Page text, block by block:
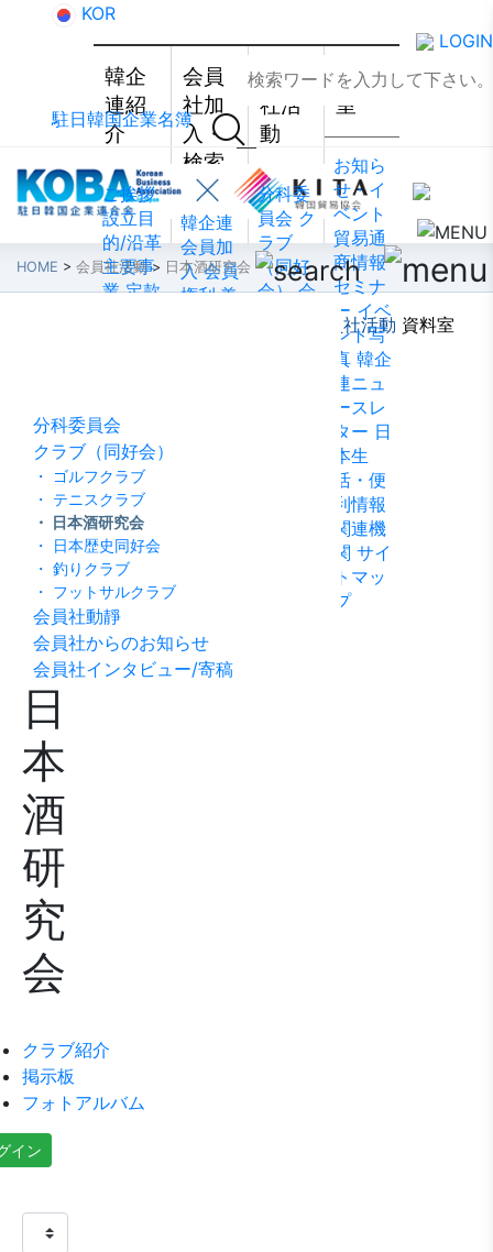
韓企
連紹
介
ご挨拶
設立目
的/沿革
主要事
業 定款
会 東京
支部
ェブア
クセシ
ビリテ
ィ方針
会員
社加
入・
検索
韓企連
会員加
入 会員
権利·義
会員
社活
動
分科委
員会 ク
ラブ
（同好
会） 会
資料
室
お知ら
せ・イ
ベント
貿易通
商情報
セミナ
ー イベ
ント写
真 韓企
連ニュ
ースレ
ター 日
本生
活・便
利情報
関連機
関 サイ
トマッ
プ
駐日韓国企業名簿
KOR
LOGIN
会員社活動 資料室
HOME > 会員社活動> 日本酒研究会
分科委員会
クラブ（同好会）
・ ゴルフクラブ
・ テニスクラブ
・ 日本酒研究会
・ 日本歴史同好会
・ 釣りクラブ
・ フットサルクラブ
会員社動靜
会員社からのお知らせ
会員社インタビュー/寄稿
日
本
酒
研
究
会
クラブ紹介
掲示板
フォトアルバム
イン